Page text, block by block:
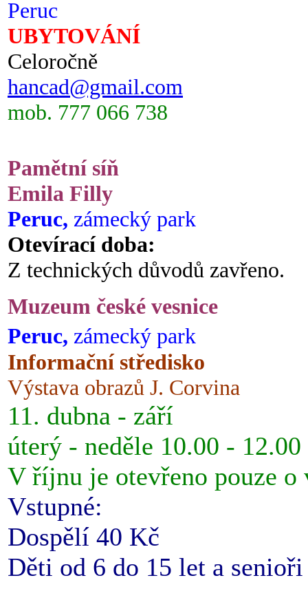
Peruc
UBYTOVÁNÍ
Celoročně
hancad@gmail.com
mob. 777 066 738
Pamětní síň
Emila Filly
Peruc, zámecký park
Otevírací doba:
Z technických důvodů zavřeno.
Muzeum české vesnice
Peruc, zámecký park
Informační středisko
Výstava obrazů J. Corvina
11. dubna - září
úterý - neděle 10.00 -
V říjnu je otevřeno pouze o
Vstupné:
Dospělí 40 Kč
Děti od 6 do 15 let a